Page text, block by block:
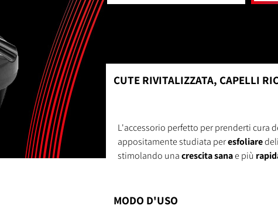
CUTE RIVITALIZZATA, CAPELLI
L'accessorio perfetto per prenderti cura
appositamente studiata peresfoliare
stimolando unacrescita sanae più
MODO D'USO